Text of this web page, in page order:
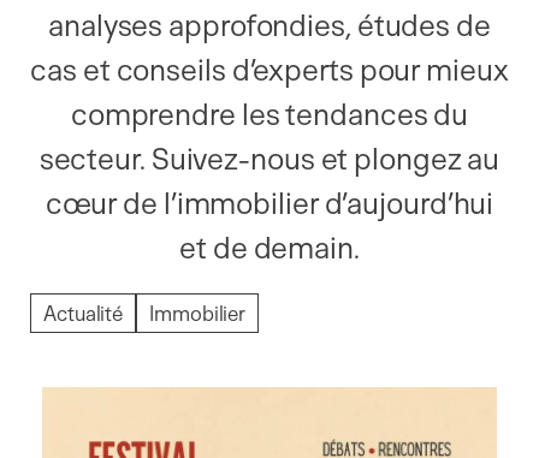
analyses approfondies, études de
cas et conseils d’experts pour mieux
comprendre les tendances du
secteur. Suivez-nous et plongez au
cœur de l’immobilier d’aujourd’hui
et de demain.
Actualité Immobilier